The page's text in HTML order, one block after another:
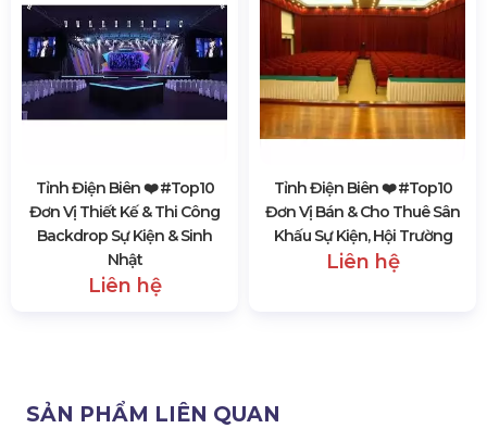
Tỉnh Điện Biên ❤️️ #top10
Đơn Vị Thiết Kế & Thi Công
Backdrop Sự Kiện & Sinh
Nhật
Liên hệ
Tỉnh Điện Biên ❤️️ #top10
Đơn Vị Bán & Cho Thuê Sân
Khấu Sự Kiện, Hội Trường
Liên hệ
SẢN PHẨM LIÊN QUAN